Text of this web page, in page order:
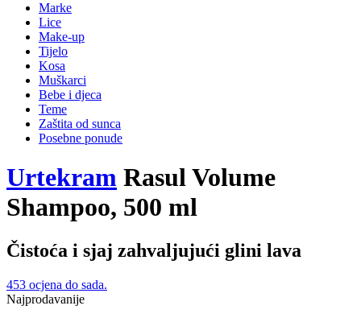
Marke
Lice
Make-up
Tijelo
Kosa
Muškarci
Bebe i djeca
Teme
Zaštita od sunca
Posebne ponude
Urtekram Rasul Volume
Shampoo, 500 ml
Čistoća i sjaj zahvaljujući glini lava
453 ocjena do sada.
Najprodavanije